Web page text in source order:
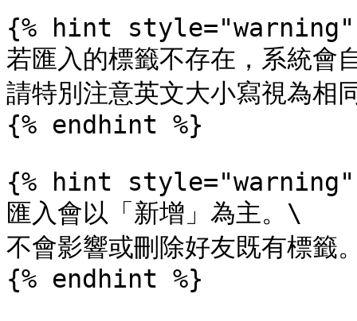
{% hint style="warning"
若匯入的標籤不存在，系統會
請特別注意英文大小寫視為相
{% endhint %}
{% hint style="warning"
匯入會以「新增」為主。\
不會影響或刪除好友既有標籤
{% endhint %}